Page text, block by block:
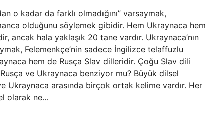
o kadar da farklı olmadığını” varsaymak,
olduğunu söylemek gibidir. Hem Ukraynaca hem
ancak hala yaklaşık 20 tane vardır. Ukraynaca’nın
Felemenkçe’nin sadece İngilizce telaffuzlu
hem de Rusça Slav dilleridir. Çoğu Slav dili
ve Ukraynaca benziyor mu? Büyük dilsel
Ukraynaca arasında birçok ortak kelime vardır. Her
olarak ne…